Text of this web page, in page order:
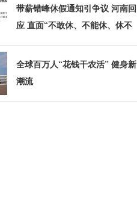
带薪错峰休假通知引争议 河南回
应 直面“不敢休、不能休、休不
全球百万人“花钱干农活” 健身新
潮流